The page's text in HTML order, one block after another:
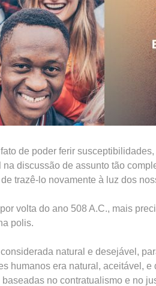
de poder ferir
discussão de assunto tão
trazê-lo novamente à luz dos
volta do ano 508 A.C., mais
polis.
natural e desejável,
humanos era natural, aceitável,
no contratualismo e no